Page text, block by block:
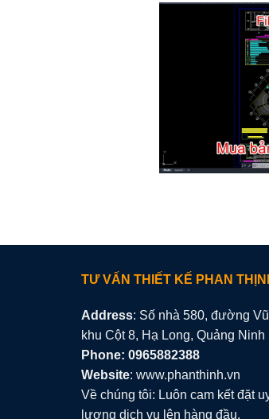
TƯ VẤN THIẾT KẾ PHAN
Address: Số nhà 580, đường
khu Cột 8, Hạ Long, Quảng Ninh
Phone: 0965882388
Website: www.phanthinh.vn
Về chúng tôi: Luôn cam kết đặt
lượng dịch vụ lên hàng đầu.